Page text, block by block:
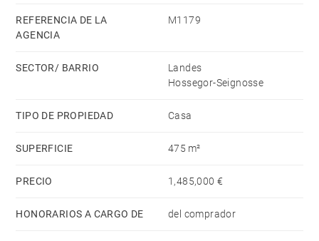
calderas, garajes completan la propiedad.
Gran potencial para desarrollar una actividad turística
Hossegor y las playas del océano a 30 minutos
Aeropuerto de Biarritz a 40 minutos
REFERENCIA DE LA
AGENCIA
M1179
SECTOR/ BARRIO
Landes
Hossegor-Seignosse
TIPO DE PROPIEDAD Casa
SUPERFICIE 475 m²
PRECIO 1,485,000 €
HONORARIOS A CARGO DE del comprador